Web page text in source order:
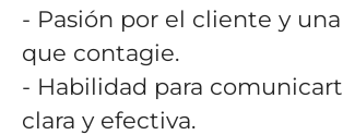
- Pasión por el cliente y
que contagie.
- Habilidad para
clara y efectiva.